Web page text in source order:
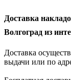
Доставка
Волгоград из
Доставка
выдачи или по